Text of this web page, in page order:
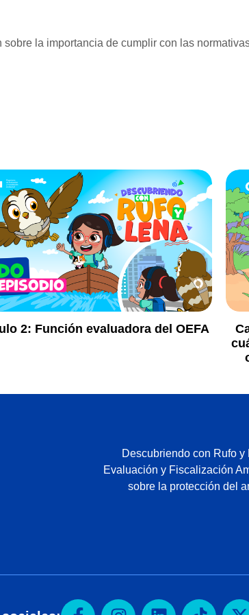
la importancia de cumplir con las
2: Función evaluadora del OEFA
Descubriendo con Rufo
Evaluación y Fiscalización
sobre la protección del